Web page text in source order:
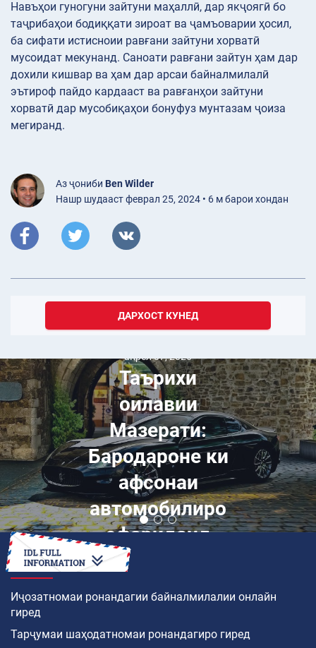
Навъҳои гуногуни зайтуни маҳаллӣ, дар якҷоягӣ бо
таҷрибаҳои бодиққати зироат ва ҷамъоварии ҳосил,
ба сифати истисноии равғани зайтуни хорватӣ
мусоидат мекунанд. Саноати равғани зайтун ҳам дар
дохили кишвар ва ҳам дар арсаи байналмилалӣ
эътироф пайдо кардааст ва равғанҳои зайтуни
хорватӣ дар мусобиқаҳои бонуфуз мунтазам ҷоиза
мегиранд.
Аз ҷониби Ben Wilder
Нашр шудааст феврал 25, 2024 • 6 м барои хондан
ДАРХОСТ КУНЕД
апрел 07, 2026
Таърихи
оилавии
Мазерати:
Бародароне ки
афсонаи
автомобилиро
офариданд
ЧӢ ТАВР
Иҷозатномаи ронандагии байналмилалии онлайн
гиред
Тарҷумаи шаҳодатномаи ронандагиро гиред